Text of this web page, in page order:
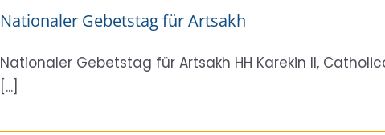
Nationaler Gebetstag für Artsakh
Nationaler Gebetstag für Artsakh HH Karekin II,
[...]